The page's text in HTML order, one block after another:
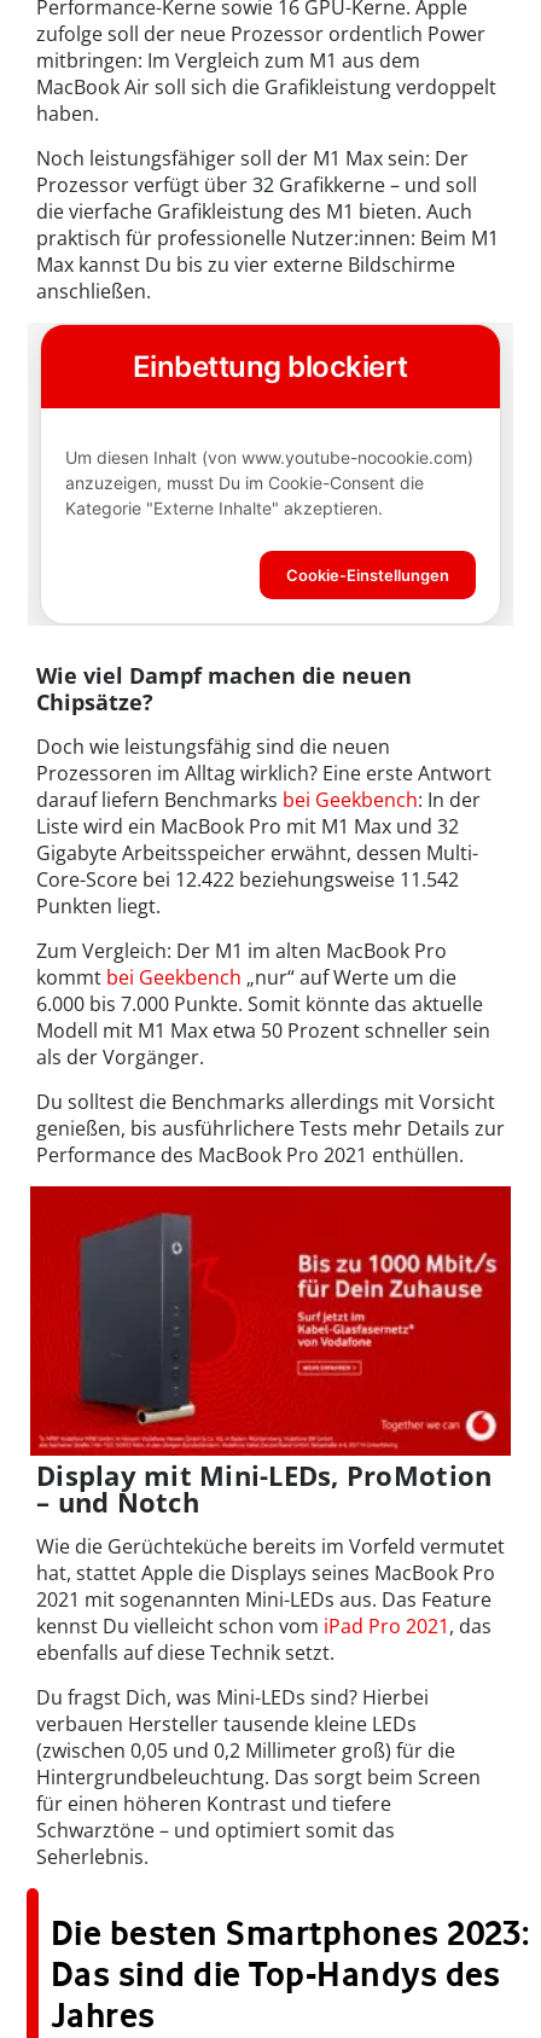
Performance-Kerne sowie 16 GPU-Kerne. Apple
zufolge soll der neue Prozessor ordentlich Power
mitbringen: Im Vergleich zum M1 aus dem
MacBook Air soll sich die Grafikleistung verdoppelt
haben.
Noch leistungsfähiger soll der M1 Max sein: Der
Prozessor verfügt über 32 Grafikkerne – und soll
die vierfache Grafikleistung des M1 bieten. Auch
praktisch für professionelle Nutzer:innen: Beim M1
Max kannst Du bis zu vier externe Bildschirme
anschließen.
Wie viel Dampf machen die neuen
Chipsätze?
Doch wie leistungsfähig sind die neuen
Prozessoren im Alltag wirklich? Eine erste Antwort
darauf liefern Benchmarks bei Geekbench: In der
Liste wird ein MacBook Pro mit M1 Max und 32
Gigabyte Arbeitsspeicher erwähnt, dessen Multi-
Core-Score bei 12.422 beziehungsweise 11.542
Punkten liegt.
Zum Vergleich: Der M1 im alten MacBook Pro
kommt bei Geekbench „nur“ auf Werte um die
6.000 bis 7.000 Punkte. Somit könnte das aktuelle
Modell mit M1 Max etwa 50 Prozent schneller sein
als der Vorgänger.
Du solltest die Benchmarks allerdings mit Vorsicht
genießen, bis ausführlichere Tests mehr Details zur
Performance des MacBook Pro 2021 enthüllen.
Display mit Mini-LEDs, ProMotion
– und Notch
Wie die Gerüchteküche bereits im Vorfeld vermutet
hat, stattet Apple die Displays seines MacBook Pro
2021 mit sogenannten Mini-LEDs aus. Das Feature
kennst Du vielleicht schon vom iPad Pro 2021, das
ebenfalls auf diese Technik setzt.
Du fragst Dich, was Mini-LEDs sind? Hierbei
verbauen Hersteller tausende kleine LEDs
(zwischen 0,05 und 0,2 Millimeter groß) für die
Hintergrundbeleuchtung. Das sorgt beim Screen
für einen höheren Kontrast und tiefere
Schwarztöne – und optimiert somit das
Seherlebnis.
Die besten Smartphones 2023:
Das sind die Top-Handys des
Jahres